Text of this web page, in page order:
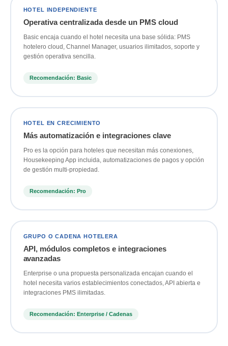
HOTEL INDEPENDIENTE
Operativa centralizada desde un PMS cloud
Basic encaja cuando el hotel necesita una base sólida: PMS
hotelero cloud, Channel Manager, usuarios ilimitados, soporte y
gestión operativa sencilla.
Recomendación: Basic
HOTEL EN CRECIMIENTO
Más automatización e integraciones clave
Pro es la opción para hoteles que necesitan más conexiones,
Housekeeping App incluida, automatizaciones de pagos y opción
de gestión multi-propiedad.
Recomendación: Pro
GRUPO O CADENA HOTELERA
API, módulos completos e integraciones
avanzadas
Enterprise o una propuesta personalizada encajan cuando el
hotel necesita varios establecimientos conectados, API abierta e
integraciones PMS ilimitadas.
Recomendación: Enterprise / Cadenas